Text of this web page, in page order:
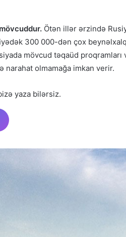
Ötən illər ərzində
300 000-dən çox
mövcud təqaüd
narahat olmamağa imkan verir.
yaza bilərsiz.